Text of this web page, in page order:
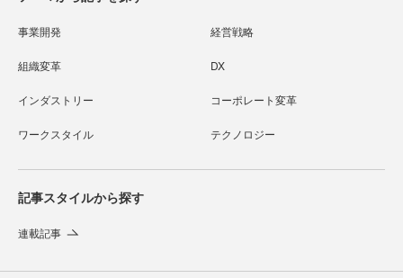
事業開発 経営戦略
組織変革 DX
インダストリー コーポレート変革
ワークスタイル テクノロジー
記事スタイルから探す
連載記事